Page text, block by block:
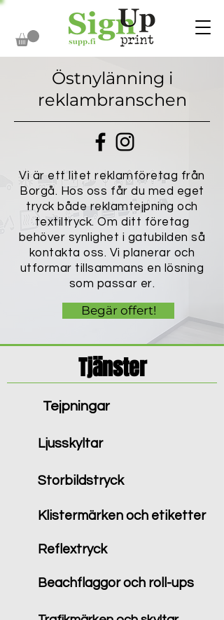
Östnylänning i
reklambranschen
Vi är ett litet reklamföretag från
Borgå. Hos oss får du med eget
tryck både reklamtejpning och
textiltryck. Om ditt företag
behöver synlighet i gatubilden så
kontakta oss. Vi planerar och
utformar tillsammans en lösning
som passar er.
Begär offert!
Tjänster
Tejpningar
Ljusskyltar
Storbildstryck
Klistermärken och etiketter
Reflextryck
Beachflaggor och roll-ups